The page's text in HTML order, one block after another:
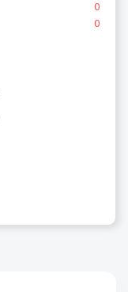
0
0